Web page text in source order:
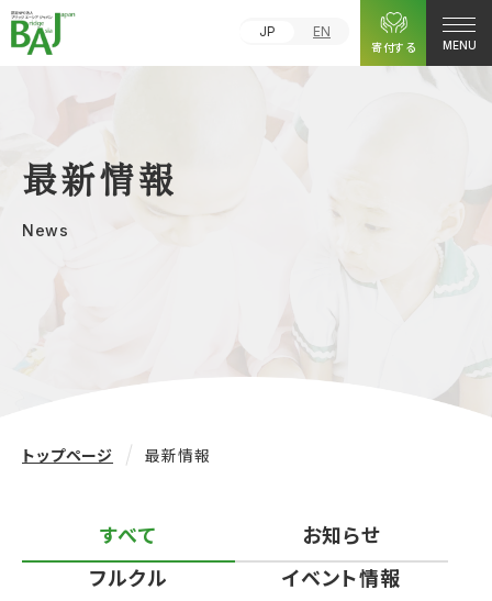
JP
EN
寄付する
MENU
最新情報
News
トップページ 最新情報
すべて
お知らせ
フルクル
イベント情報